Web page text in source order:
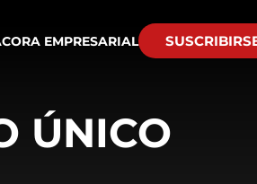
EMPRESARIAL
ÚNICO